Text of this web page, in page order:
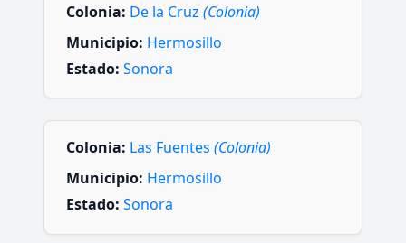
Colonia: De la Cruz (Colonia)
Municipio: Hermosillo
Estado: Sonora
Colonia: Las Fuentes (Colonia)
Municipio: Hermosillo
Estado: Sonora